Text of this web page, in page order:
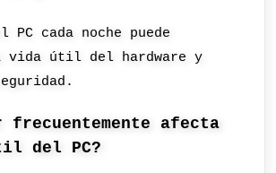
cada noche puede
vida útil del hardware y
frecuentemente afecta
del PC?